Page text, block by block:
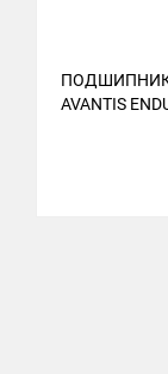
ПОДШИПНИК
AVANTIS